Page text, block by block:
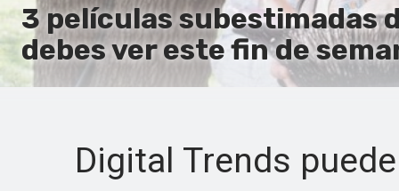
3 películas subestimadas
debes ver este fin de
Digital Trends puede